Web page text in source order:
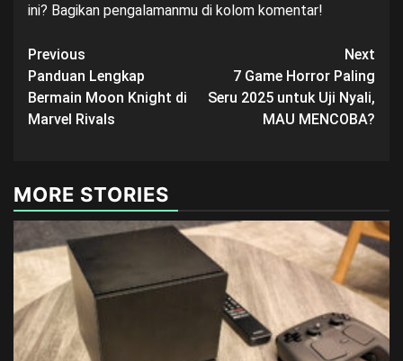
ini? Bagikan pengalamanmu di kolom komentar!
Post
navigation
Previous
Panduan Lengkap
Bermain Moon Knight di
Marvel Rivals
Next
7 Game Horror Paling
Seru 2025 untuk Uji Nyali,
MAU MENCOBA?
MORE STORIES